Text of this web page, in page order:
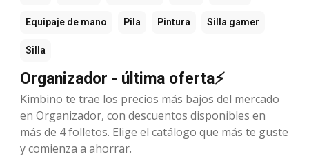
Equipaje de mano Pila Pintura Silla gamer
Silla
Organizador - última oferta⚡
Kimbino te trae los precios más bajos del mercado
en Organizador, con descuentos disponibles en
más de 4 folletos. Elige el catálogo que más te guste
y comienza a ahorrar.